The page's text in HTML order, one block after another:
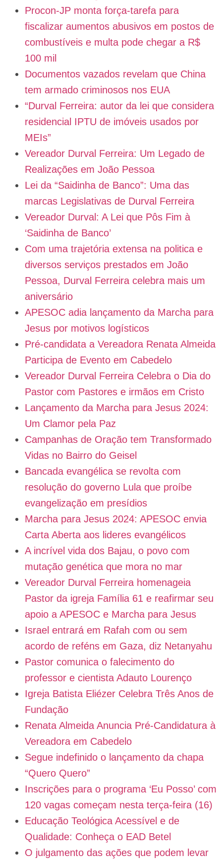
Procon-JP monta força-tarefa para
fiscalizar aumentos abusivos em postos de
combustíveis e multa pode chegar a R$
100 mil
Documentos vazados revelam que China
tem armado criminosos nos EUA
“Durval Ferreira: autor da lei que considera
residencial IPTU de imóveis usados por
MEIs”
Vereador Durval Ferreira: Um Legado de
Realizações em João Pessoa
Lei da “Saidinha de Banco”: Uma das
marcas Legislativas de Durval Ferreira
Vereador Durval: A Lei que Pôs Fim à
‘Saidinha de Banco’
Com uma trajetória extensa na politica e
diversos serviços prestados em João
Pessoa, Durval Ferreira celebra mais um
aniversário
APESOC adia lançamento da Marcha para
Jesus por motivos logísticos
Pré-candidata a Vereadora Renata Almeida
Participa de Evento em Cabedelo
Vereador Durval Ferreira Celebra o Dia do
Pastor com Pastores e irmãos em Cristo
Lançamento da Marcha para Jesus 2024:
Um Clamor pela Paz
Campanhas de Oração tem Transformado
Vidas no Bairro do Geisel
Bancada evangélica se revolta com
resolução do governo Lula que proíbe
evangelização em presídios
Marcha para Jesus 2024: APESOC envia
Carta Aberta aos lideres evangélicos
A incrível vida dos Bajau, o povo com
mutação genética que mora no mar
Vereador Durval Ferreira homenageia
Pastor da igreja Família 61 e reafirmar seu
apoio a APESOC e Marcha para Jesus
Israel entrará em Rafah com ou sem
acordo de reféns em Gaza, diz Netanyahu
Pastor comunica o falecimento do
professor e cientista Adauto Lourenço
Igreja Batista Eliézer Celebra Três Anos de
Fundação
Renata Almeida Anuncia Pré-Candidatura à
Vereadora em Cabedelo
Segue indefinido o lançamento da chapa
“Quero Quero”
Inscrições para o programa ‘Eu Posso’ com
120 vagas começam nesta terça-feira (16)
Educação Teológica Acessível e de
Qualidade: Conheça o EAD Betel
O julgamento das ações que podem levar